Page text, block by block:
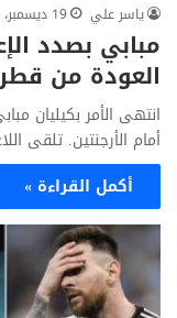
ياسر علي 19 ديسمبر، 2022
مبابي بصدد
العودة من
انتهى الأمر بكيليان
أمام الأرجنتين. تلقى
أكمل القراءة »